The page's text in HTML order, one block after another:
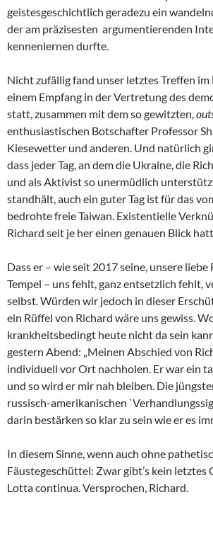
geistesgeschichtlich geradezu ein
der am präzisesten argumentierenden
kennenlernen durfte.
Nicht zufällig fand unser letztes Treffen
einem Empfang in der Vertretung des
statt, zusammen mit dem so gewitzten,
enthusiastischen Botschafter Professor
Kiesewetter und anderen. Und natürlich
dass jeder Tag, an dem die Ukraine, die
und als Aktivist so unermüdlich
standhält, auch ein guter Tag ist für das
bedrohte freie Taiwan. Existentielle
Richard seit je her einen genauen Blick
Dass er – wie seit 2017 seine, unsere liebe
Tempel – uns fehlt, ganz entsetzlich fehlt,
selbst. Würden wir jedoch in dieser
ein Rüffel von Richard wäre uns gewiss.
krankheitsbedingt heute nicht da sein
gestern Abend: „Meinen Abschied von
individuell vor Ort nachholen. Er war ein
und so wird er mir nah bleiben. Die
russisch-amerikanischen
darin bestärken so klar zu sein wie er es
In diesem Sinne, wenn auch ohne
Fäustegeschüttel: Zwar gibt’s kein letztes
Lotta continua. Versprochen, Richard.